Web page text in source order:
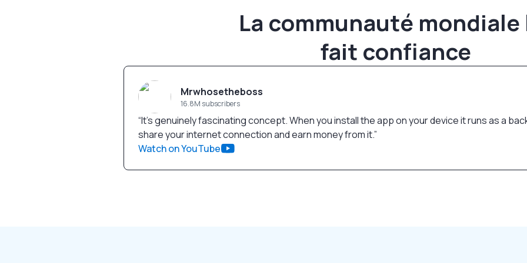
La communauté mondiale
fait confiance
Mrwhosetheboss
16.8M subscribers
“It’s genuinely fascinating concept. When you install the app on your device it runs as a
share your internet connection and earn money from it.”
Watch on YouTube